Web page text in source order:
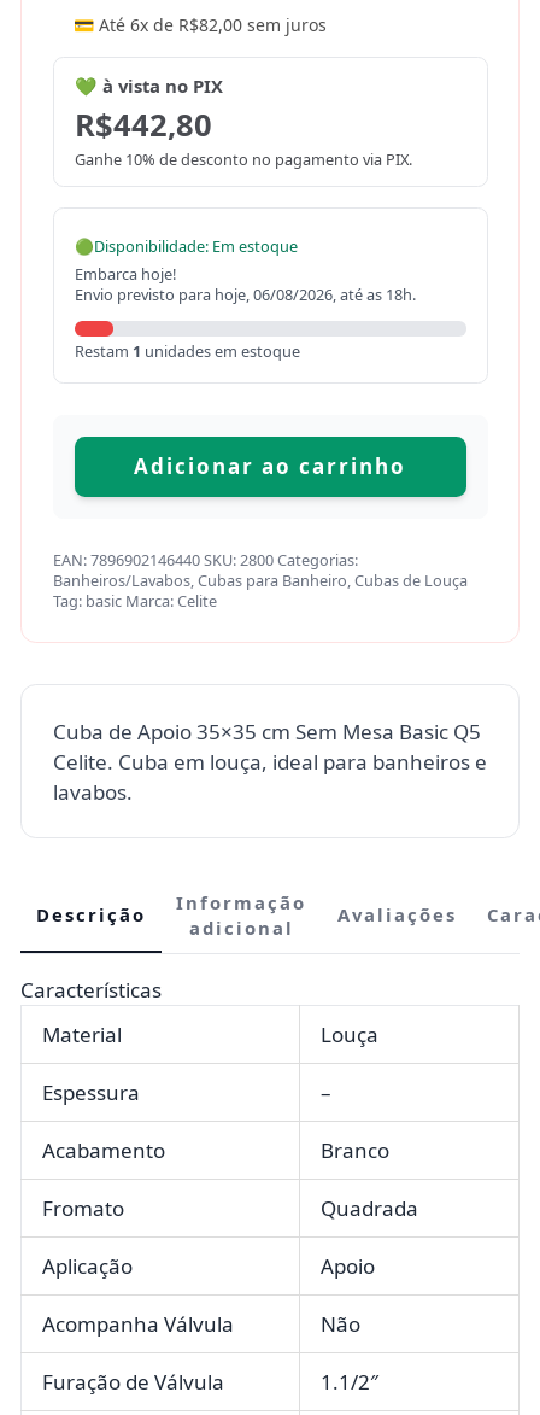
💳 Até 6x de R$82,00sem juros
💚 à vista no PIX
R$442,80
Ganhe 10% de desconto no pagamento via PIX.
🟢Disponibilidade: Em estoque
Embarca hoje!
Envio previsto para hoje, 06/08/2026, até as 18h.
Restam 1 unidades em estoque
Adicionar ao carrinho
EAN:7896902146440SKU: 2800Categorias:
Banheiros/Lavabos, Cubas para Banheiro Cubas de Louça
Tag: basic Marca:Celite
Cuba de Apoio 35×35 cm Sem Mesa Basic Q5
Celite. Cuba em louça, ideal para banheiros e
lavabos.
Descrição
Informação
adicional
Avaliações
Características
Material
Louça
Espessura –
Acabamento Branco
Fromato Quadrada
Aplicação Apoio
Acompanha Válvula Não
Furação de Válvula 1.1/2″